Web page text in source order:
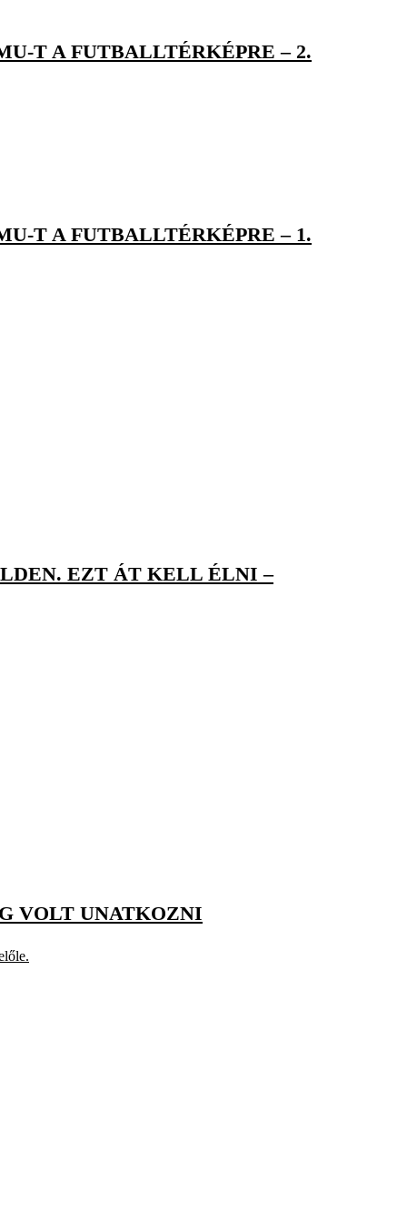
T A FUTBALLTÉRKÉPRE – 2.
T A FUTBALLTÉRKÉPRE – 1.
EZT ÁT KELL ÉLNI –
VOLT UNATKOZNI